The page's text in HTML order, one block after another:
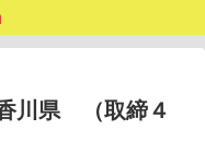
川県 （取締４